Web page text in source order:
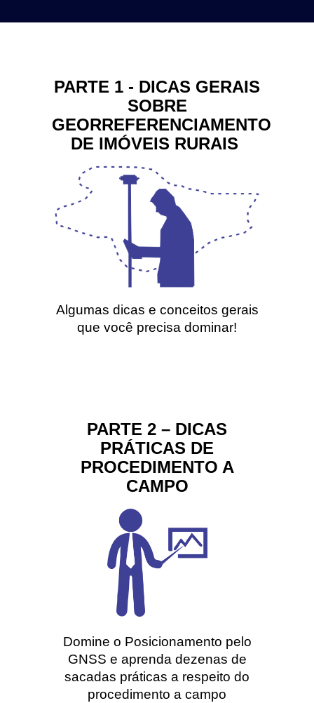
PARTE 1 - DICAS GERAIS
SOBRE
GEORREFERENCIAMENTO
DE IMÓVEIS RURAIS
Algumas dicas e conceitos gerais
que você precisa dominar!
PARTE 2 – DICAS
PRÁTICAS DE
PROCEDIMENTO A
CAMPO
Domine o Posicionamento pelo
GNSS e aprenda dezenas de
sacadas práticas a respeito do
procedimento a campo